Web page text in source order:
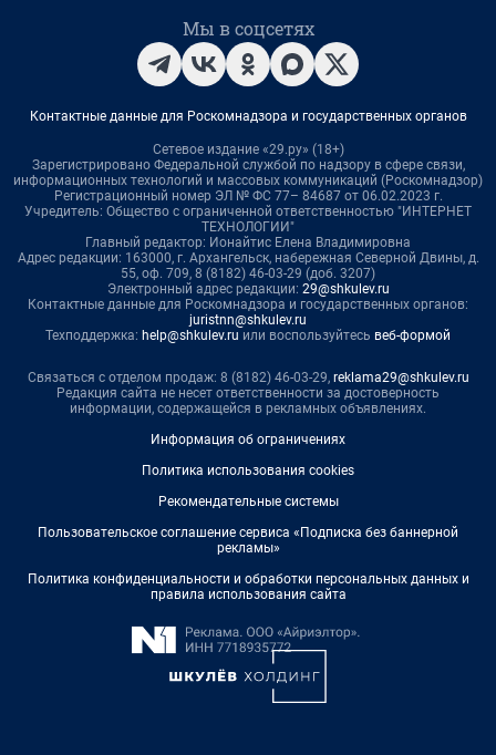
Мы в соцсетях
Контактные данные для Роскомнадзора и государственных органов
Сетевое издание «29.ру» (18+)
Зарегистрировано Федеральной службой по надзору в сфере связи,
информационных технологий и массовых коммуникаций (Роскомнадзор)
Регистрационный номер ЭЛ № ФС 77– 84687 от 06.02.2023 г.
Учредитель: Общество с ограниченной ответственностью "ИНТЕРНЕТ
ТЕХНОЛОГИИ"
Главный редактор: Ионайтис Елена Владимировна
Адрес редакции: 163000, г. Архангельск, набережная Северной Двины, д.
55, оф. 709, 8 (8182) 46-03-29 (доб. 3207)
Электронный адрес редакции: 29@shkulev.ru
Контактные данные для Роскомнадзора и государственных органов:
juristnn@shkulev.ru
Техподдержка: help@shkulev.ru или воспользуйтесь веб-формой
Связаться с отделом продаж: 8 (8182) 46-03-29, reklama29@shkulev.ru
Редакция сайта не несет ответственности за достоверность
информации, содержащейся в рекламных объявлениях.
Информация об ограничениях
Политика использования cookies
Рекомендательные системы
Пользовательское соглашение сервиса «Подписка без баннерной
рекламы»
Политика конфиденциальности и обработки персональных данных и
правила использования сайта